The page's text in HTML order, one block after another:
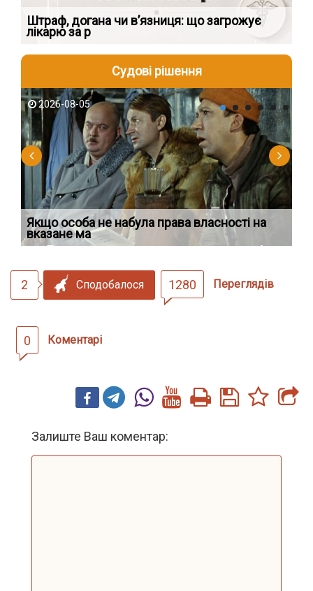
Штраф, догана чи в’язниця: що загрожує
лікарю за р
Судові рішення
2026-08-05
Якщо особа не набула права власності на
вказане ма
2 Сподобалося 1280 Переглядів
0 Коментарі
Залиште Ваш коментар: